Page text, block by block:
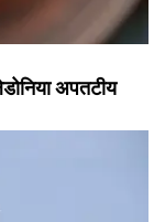
अपतटीय